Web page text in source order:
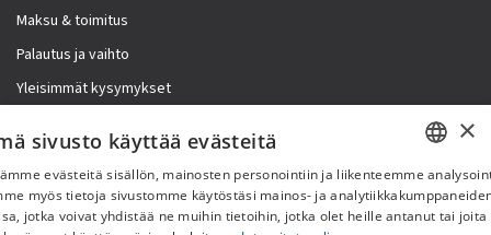
Maksu & toimitus
Palautus ja vaihto
Yleisimmät kysymykset
Lisää meistä
Yritystiedot
FI
×
sivusto käyttää evästeitä
evästeitä sisällön, mainosten personointiin ja liikenteemme
myös tietoja sivustomme käytöstäsi mainos- ja
jotka voivat yhdistää ne muihin tietoihin, jotka olet heille antanut tai joita